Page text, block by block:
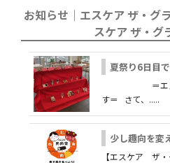
お知らせ｜エスケア ザ・グ
スケア ザ・グ
夏祭り6日目
＝エスケ
す＝ さて、.....
少し趣向を変
【エスケア ザ・